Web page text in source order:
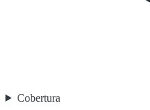
Cobertura